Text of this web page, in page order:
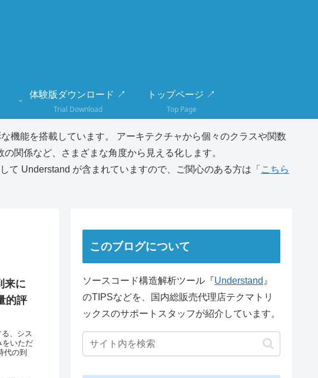
体験版ダウンロード ↗
Trial Download
トップページ ↗
Top Page
機能を搭載しています。 アーキテクチャから個々のクラスや関数
関係など、さまざまな角度から見える化します。
て Understand が含まれていますので、ご関心のある方は「 こちら
来に
的評
、シス
をいただ
代の到
このブログについて
ソースコード構造解析ツール『Understand 』
のTIPSなどを、国内総販売代理店テクマトリ
ックスのサポートスタッフが紹介しています。